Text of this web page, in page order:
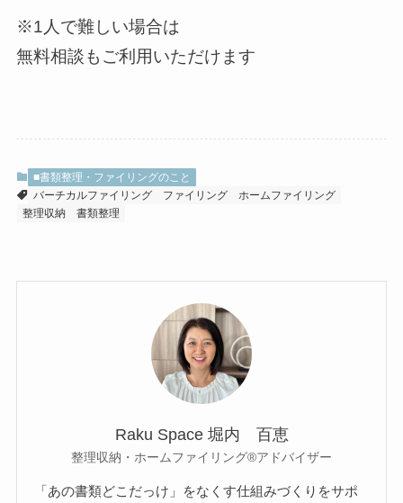
※1人で難しい場合は
無料相談もご利用いただけます
■書類整理・ファイリングのこと
バーチカルファイリング
ファイリング
ホームファイリング
整理収納
書類整理
Raku Space 堀内 百恵
整理収納・ホームファイリング®アドバイザー
「あの書類どこだっけ」をなくす仕組みづくりをサポ